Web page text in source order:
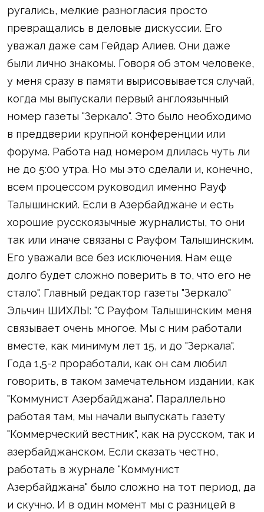
ругались, мелкие разногласия просто
превращались в деловые дискуссии. Его
уважал даже сам Гейдар Алиев. Они даже
были лично знакомы. Говоря об этом человеке,
у меня сразу в памяти вырисовывается случай,
когда мы выпускали первый англоязычный
номер газеты "Зеркало". Это было необходимо
в преддверии крупной конференции или
форума. Работа над номером длилась чуть ли
не до 5:00 утра. Но мы это сделали и, конечно,
всем процессом руководил именно Рауф
Талышинский. Если в Азербайджане и есть
хорошие русскоязычные журналисты, то они
так или иначе связаны с Рауфом Талышинским.
Его уважали все без исключения. Нам еще
долго будет сложно поверить в то, что его не
стало". Главный редактор газеты "Зеркало"
Эльчин ШИХЛЫ: "С Рауфом Талышинским меня
связывает очень многое. Мы с ним работали
вместе, как минимум лет 15, и до "Зеркала".
Года 1,5-2 проработали, как он сам любил
говорить, в таком замечательном издании, как
"Коммунист Азербайджана". Параллельно
работая там, мы начали выпускать газету
"Коммерческий вестник", как на русском, так и
азербайджанском. Если сказать честно,
работать в журнале "Коммунист
Азербайджана" было сложно на тот период, да
и скучно. И в один момент мы с разницей в